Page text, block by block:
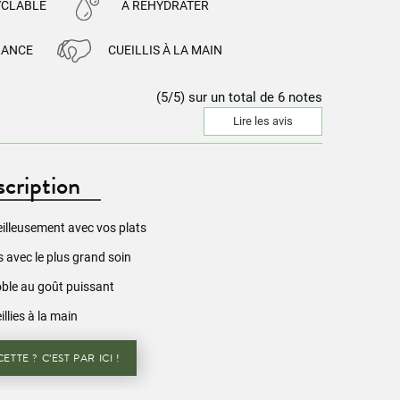
À RÉHYDRATER
CUEILLIS À LA MAIN
(5/5) sur un total de 6 notes
Lire les avis
avec vos plats
avec le plus grand soin
au goût puissant
à la main
? C’EST PAR ICI !